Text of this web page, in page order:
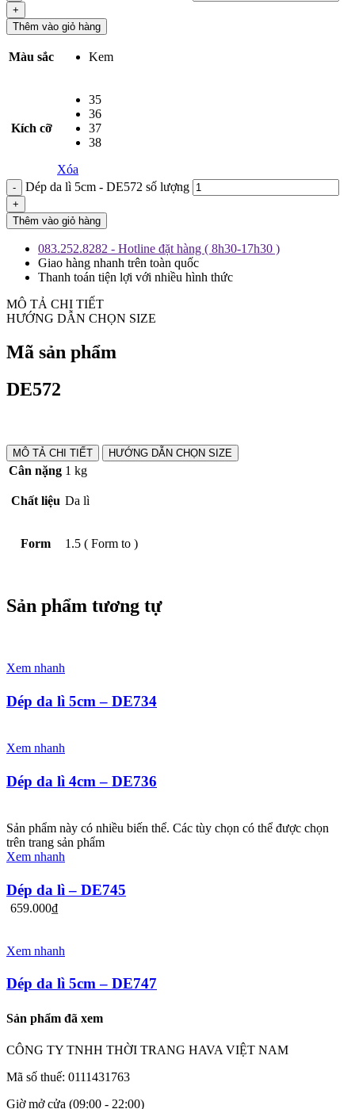
Thêm vào giỏ hàng
Màu sắc Kem
Kích cỡ
35
36
37
38
Xóa
Dép da lì 5cm - DE572 số lượng
Thêm vào giỏ hàng
083.252.8282 - Hotline đặt hàng ( 8h30-17h30 )
Giao hàng nhanh trên toàn quốc
Thanh toán tiện lợi với nhiều hình thức
MÔ TẢ CHI TIẾT
HƯỚNG DẪN CHỌN SIZE
Mã sản phẩm
DE572
MÔ TẢ CHI TIẾT HƯỚNG DẪN CHỌN SIZE
Cân nặng 1 kg
Chất liệu Da lì
Form 1.5 ( Form to )
Sản phẩm tương tự
Xem nhanh
Dép da lì 5cm – DE734
Xem nhanh
Dép da lì 4cm – DE736
Sản phẩm này có nhiều biến thể. Các tùy chọn có thể được chọn
trên trang sản phẩm
Xem nhanh
Dép da lì – DE745
659.000₫
Xem nhanh
Dép da lì 5cm – DE747
Sản phẩm đã xem
CÔNG TY TNHH THỜI TRANG HAVA VIỆT NAM
Mã số thuế: 0111431763
Giờ mở cửa (09:00 - 22:00)